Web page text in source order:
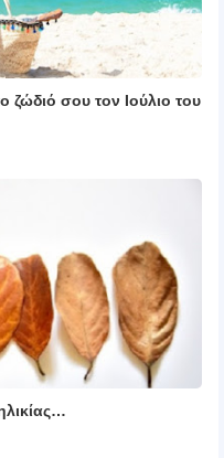
ζώδιό σου τον Ιούλιο του